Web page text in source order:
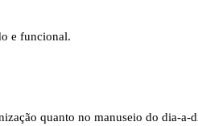
e funcional.
quanto no manuseio do dia-a-